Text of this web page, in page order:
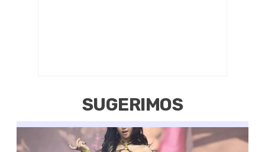
SUGERIMOS